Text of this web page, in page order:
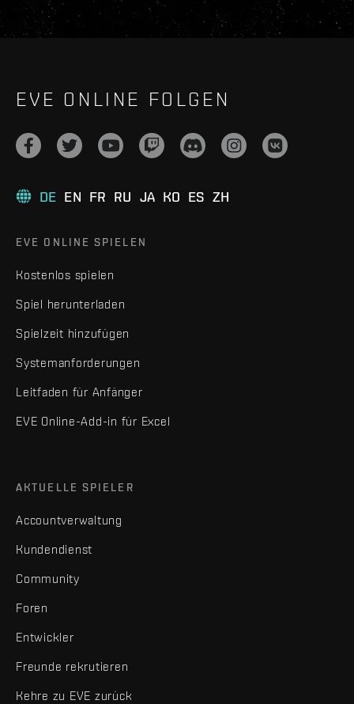
EVE ONLINE FOLGEN
DE EN FR RU JA KO ES ZH
EVE ONLINE SPIELEN
Kostenlos spielen
Spiel herunterladen
Spielzeit hinzufügen
Systemanforderungen
Leitfaden für Anfänger
EVE Online-Add-in für Excel
AKTUELLE SPIELER
Accountverwaltung
Kundendienst
Community
Foren
Entwickler
Freunde rekrutieren
Kehre zu EVE zurück